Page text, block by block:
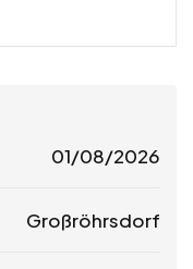
01/08/2026
Großröhrsdorf